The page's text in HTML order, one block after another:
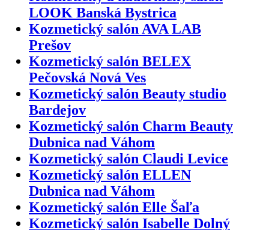
LOOK Banská Bystrica
Kozmetický salón AVA LAB
Prešov
Kozmetický salón BELEX
Pečovská Nová Ves
Kozmetický salón Beauty studio
Bardejov
Kozmetický salón Charm Beauty
Dubnica nad Váhom
Kozmetický salón Claudi Levice
Kozmetický salón ELLEN
Dubnica nad Váhom
Kozmetický salón Elle Šaľa
Kozmetický salón Isabelle Dolný